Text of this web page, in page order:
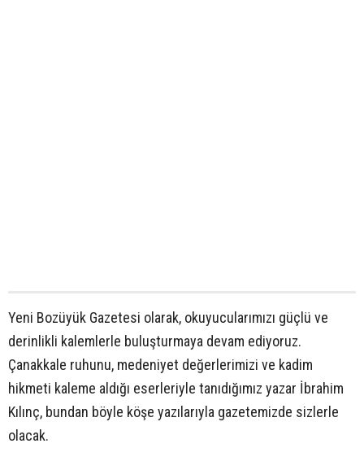
Yeni Bozüyük Gazetesi olarak, okuyucularımızı güçlü ve
derinlikli kalemlerle buluşturmaya devam ediyoruz.
Çanakkale ruhunu, medeniyet değerlerimizi ve kadim
hikmeti kaleme aldığı eserleriyle tanıdığımız yazar İbrahim
Kılınç, bundan böyle köşe yazılarıyla gazetemizde sizlerle
olacak.